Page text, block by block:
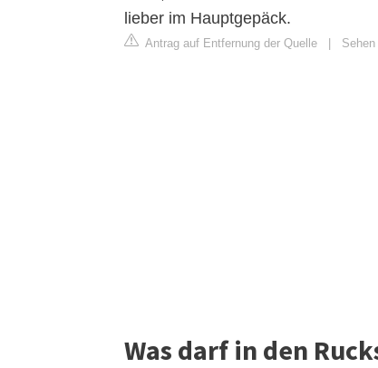
lieber im Hauptgepäck.
Antrag auf Entfernung der Quelle
Was darf in den